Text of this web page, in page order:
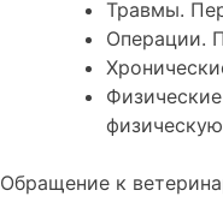
Травмы.
Операции.
Обращение к